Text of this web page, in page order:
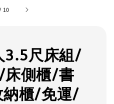
10
3.5尺床組/
床側櫃/書
櫃/免運/